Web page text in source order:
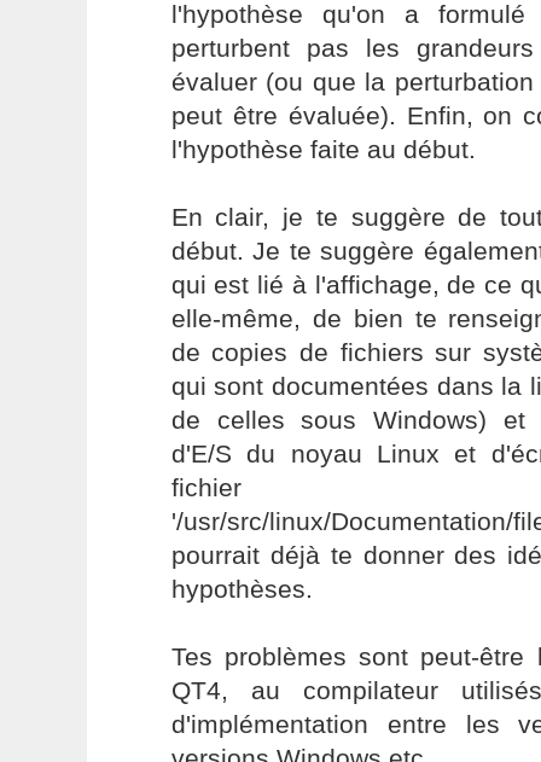
l'hypothèse qu'on a
perturbent pas les
évaluer (ou que la
peut être évaluée). Enfin, on
l'hypothèse faite au début.
En clair, je te suggère de
début. Je te suggère
qui est lié à l'affichage, de ce
elle-même, de bien te
de copies de fichiers sur
qui sont documentées dans la
de celles sous Windows) et
d'E/S du noyau Linux et
fichier
'/usr/src/linux/Documentation/
pourrait déjà te donner des
hypothèses.
Tes problèmes sont peut-
QT4, au compilateur
d'implémentation entre les